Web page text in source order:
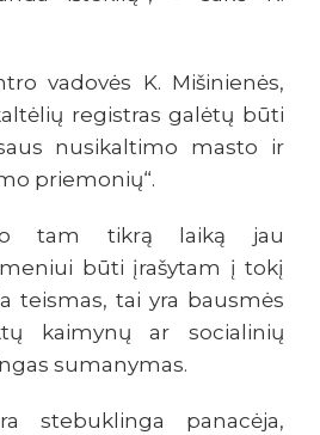
vadovės K. Mišinienės,
registras galėtų būti
nusikaltimo masto ir
priemonių“.
tam tikrą laiką jau
būti įrašytam į tokį
teismas, tai yra bausmės
kaimynų ar socialinių
sumanymas.
stebuklinga panacėja,